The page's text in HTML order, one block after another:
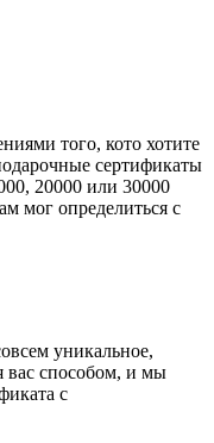
того, кото хотите
сертификаты
20000 или 30000
мог определиться с
уникальное,
вас способом, и мы
с